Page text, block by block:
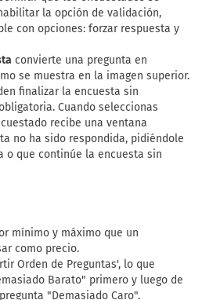
la opción de validación,
con opciones: forzar respuesta y
convierte una pregunta en
se muestra en la imagen superior.
finalizar la encuesta sin
Cuando seleccionas
recibe una ventana
no ha sido respondida, pidiéndole
o que continúe la encuesta sin
mínimo y máximo que un
como precio.
Orden de Preguntas', lo que
Barato" primero y luego de
"Demasiado Caro".